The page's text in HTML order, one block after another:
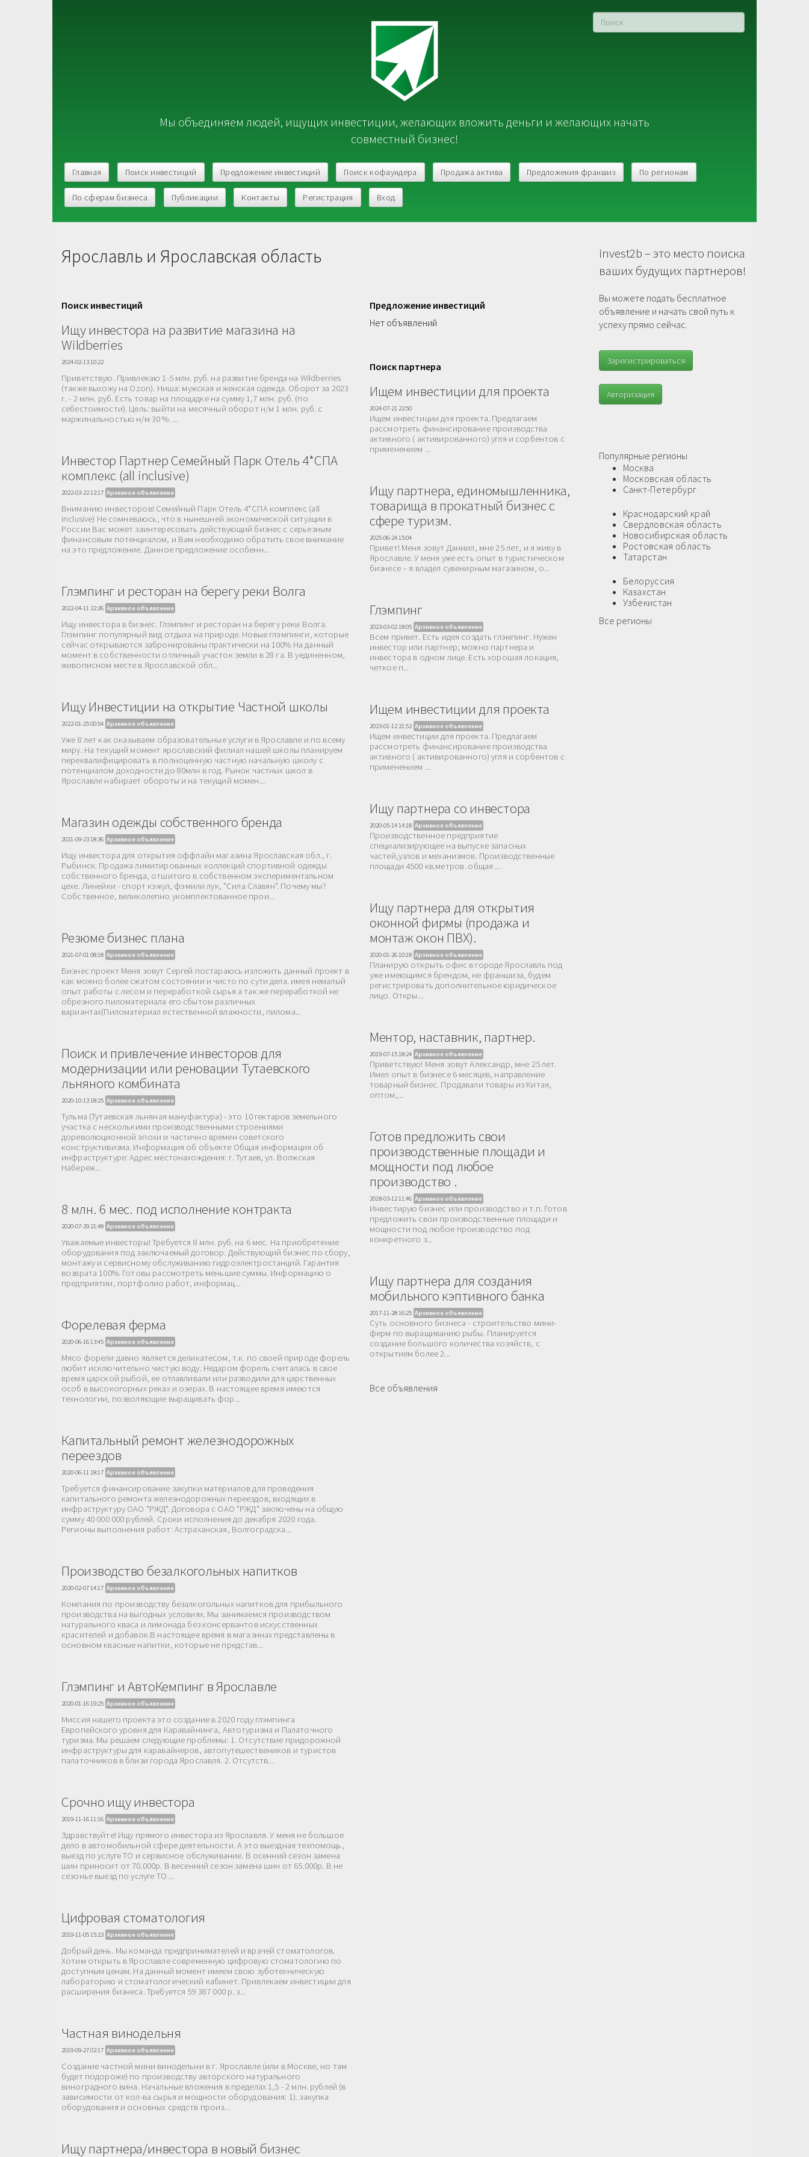
Мы объединяем людей, ищущих инвестиции, желающих вложить деньги и желающих начать
совместный бизнес!
Главная Поиск инвестиций Предложение инвестиций Поиск кофаундера Продажа актива Предложения франшиз По регионам
По сферам бизнеса Публикации Контакты Регистрация Вход
Ярославль и Ярославская область
Поиск инвестиций
Ищу инвестора на развитие магазина на
Wildberries
2024-02-13 10:22
Приветствую. Привлекаю 1-5 млн. руб. на развитие бренда на Wildberries
(также выхожу на Ozon). Ниша: мужская и женская одежда. Оборот за 2023
г. - 2 млн. руб. Есть товар на площадке на сумму 1,7 млн. руб. (по
себестоимости). Цель: выйти на месячный оборот н/м 1 млн. руб. с
маржинальностью н/м 30 %. ...
Инвестор Партнер Семейный Парк Отель 4*СПА
комплекс (all inclusive)
2022-03-22 12:17 Архивное объявление
Вниманию инвесторов! Семейный Парк Отель 4*СПА комплекс (all
inclusive) Не сомневаюсь, что в нынешней экономической ситуации в
России Вас может заинтересовать действующий бизнес с серьезным
финансовым потенциалом, и Вам необходимо обратить свое внимание
на это предложение. Данное предложение особенн...
Глэмпинг и ресторан на берегу реки Волга
2022-04-11 22:26 Архивное объявление
Ищу инвестора в бизнес. Глэмпинг и ресторан на берегу реки Волга.
Глэмпинг популярный вид отдыха на природе. Новые глэмпинги, которые
сейчас открываются забронированы практически на 100% На данный
момент в собственности отличный участок земли в 28 га. В уединенном,
живописном месте в Ярославской обл...
Ищу Инвестиции на открытие Частной школы
2022-01-25 00:54 Архивное объявление
Уже 8 лет как оказываем образовательные услуги в Ярославле и по всему
миру. На текущий момент ярославский филиал нашей школы планируем
переквалифицировать в полноценную частную начальную школу с
потенциалом доходности до 80млн в год. Рынок частных школ в
Ярославле набирает обороты и на текущий момен...
Магазин одежды собственного бренда
2021-09-23 18:36 Архивное объявление
Ищу инвестора для открытия оффлайн магазина Ярославская обл., г.
Рыбинск. Продажа лимитированных коллекций спортивной одежды
собственного бренда, отшитого в собственном экспериментальном
цехе. Линейки - спорт кэжул, фэмили лук, "Сила Славян". Почему мы?
Собственное, великолепно укомплектованное прои...
Резюме бизнес плана
2021-07-01 08:18 Архивное объявление
Бизнес проект Меня зовут Сергей постараюсь изложить данный проект в
как можно более сжатом состоянии и чисто по сути дела. имея немалый
опыт работы с лесом и переработкой сырья а так же переработкой не
обрезного пиломатериала его сбытом различных
вариантах(Пиломатериал естественной влажности, пилома...
Поиск и привлечение инвесторов для
модернизации или реновации Тутаевского
льняного комбината
2020-10-13 18:25 Архивное объявление
Тульма (Тутаевская льняная мануфактура) - это 10 гектаров земельного
участка с несколькими производственными строениями
дореволюционной эпохи и частично времен советского
конструктивизма. Информация об объекте Общая информация об
инфраструктуре: Адрес местонахождения: г. Тутаев, ул. Волжская
Набереж...
8 млн. 6 мес. под исполнение контракта
2020-07-29 21:48 Архивное объявление
Уважаемые инвесторы! Требуется 8 млн. руб. на 6 мес. На приобретение
оборудования под заключаемый договор. Действующий бизнес по сбору,
монтажу и сервисному обслуживанию гидроэлектростанций. Гарантия
возврата 100%. Готовы рассмотреть меньшие суммы. Информацию о
предприятии, портфолио работ, информац...
Форелевая ферма
2020-06-16 13:45 Архивное объявление
Мясо форели давно является деликатесом, т.к. по своей природе форель
любит исключительно чистую воду. Недаром форель считалась в свое
время царской рыбой, ее отлавливали или разводили для царственных
особ в высокогорных реках и озерах. В настоящее время имеются
технологии, позволяющие выращивать фор...
Капитальный ремонт железнодорожных
переездов
2020-06-11 18:17 Архивное объявление
Требуется финансирование закупки материалов для проведения
капитального ремонта железнодорожных переездов, входящих в
инфраструктуру ОАО "РЖД". Договора с ОАО "РЖД" заключены на общую
сумму 40 000 000 рублей. Сроки исполнения до декабря 2020 года.
Регионы выполнения работ: Астраханская, Волгоградска...
Производство безалкогольных напитков
2020-02-07 14:17 Архивное объявление
Компания по производству безалкогольных напитков для прибыльного
производства на выгодных условиях. Мы занимаемся производством
натурального кваса и лимонада без консервантов искусственных
красителей и добавок.В настоящее время в магазинах представлены в
основном квасные напитки, которые не представ...
Глэмпинг и АвтоКемпинг в Ярославле
2020-01-16 19:25 Архивное объявление
Миссия нашего проекта это создание в 2020 году глэмпинга
Европейского уровня для Каравайнинга, Автотуризма и Палаточного
туризма. Мы решаем следующие проблемы: 1. Отсутствие придорожной
инфраструктуры для каравайнеров, автопутешествеников и туристов
палаточников в близи города Ярославля. 2. Отсутств...
Срочно ищу инвестора
2019-11-16 11:16 Архивное объявление
Здравствуйте! Ищу прямого инвестора из Ярославля. У меня не большое
дело в автомобильной сфере деятельности. А это выездная техпомощь,
выезд по услуге ТО и сервисное обслуживание. В осенний сезон замена
шин приносит от 70.000р. В весенний сезон замена шин от 65.000р. В не
сезонье выезд по услуге ТО ...
Цифровая стоматология
2019-11-05 15:23 Архивное объявление
Добрый день. Мы команда предпринимателей и врачей стоматологов.
Хотим открыть в Ярославле современную цифровую стоматологию по
доступным ценам. На данный момент имеем свою зуботехническую
лабораторию и стоматологический кабинет. Привлекаем инвестиции для
расширения бизнеса. Требуется 59 387 000 р. з...
Частная винодельня
2019-09-27 02:17 Архивное объявление
Создание частной мини винодельни в г. Ярославле (или в Москве, но там
будет подороже) по производству авторского натурального
виноградного вина. Начальные вложения в пределах 1,5 - 2 млн. рублей (в
зависимости от кол-ва сырья и мощности оборудования: 1). закупка
оборудования и основных средств произ...
Ищу партнера/инвестора в новый бизнес
Предложение инвестиций
Нет объявлений
Поиск партнера
Ищем инвестиции для проекта
2024-07-21 22:50
Ищем инвестиции для проекта. Предлагаем
рассмотреть финансирование производства
активного ( активированного) угля и сорбентов с
применением ...
Ищу партнера, единомышленника,
товарища в прокатный бизнес с
сфере туризм.
2025-06-24 15:04
Привет! Меня зовут Даниил, мне 25 лет, и я живу в
Ярославле. У меня уже есть опыт в туристическом
бизнесе – я владел сувенирным магазином, о...
Глэмпинг
2023-03-02 18:05 Архивное объявление
Всем привет. Есть идея создать глэмпинг. Нужен
инвестор или партнер; можно партнера и
инвестора в одном лице. Есть хорошая локация,
четкое п...
Ищем инвестиции для проекта
2023-01-12 21:52 Архивное объявление
Ищем инвестиции для проекта. Предлагаем
рассмотреть финансирование производства
активного ( активированного) угля и сорбентов с
применением ...
Ищу партнера со инвестора
2020-05-14 14:18 Архивное объявление
Производственное предприятие
специализирующее на выпуске запасных
частей,узлов и механизмов. Производственные
площади 4500 кв.метров .общая ...
Ищу партнера для открытия
оконной фирмы (продажа и
монтаж окон ПВХ).
2020-01-26 10:18 Архивное объявление
Планирую открыть офис в городе Ярославль под
уже имеющимся брендом, не франшиза, будем
регистрировать дополнительное юридическое
лицо. Откры...
Ментор, наставник, партнер.
2019-07-15 18:24 Архивное объявление
Приветствую! Меня зовут Александр, мне 25 лет.
Имел опыт в бизнесе 6 месяцев, направление
товарный бизнес. Продавали товары из Китая,
оптом,...
Готов предложить свои
производственные площади и
мощности под любое
производство .
2018-03-12 11:46 Архивное объявление
Инвестирую бизнес или производство и т.п. Готов
предложить свои производственные площади и
мощности под любое производство под
конкретного з...
Ищу партнера для создания
мобильного кэптивного банка
2017-11-28 16:25 Архивное объявление
Суть основного бизнеса - строительство мини-
ферм по выращиванию рыбы. Планируется
создание большого количества хозяйств, с
открытием более 2...
Все объявления
invest2b – это место поиска
ваших будущих партнеров!
Вы можете подать бесплатное
объявление и начать свой путь к
успеху прямо сейчас.
Зарегистрироваться
Авторизация
Популярные регионы
Москва
Московская область
Санкт-Петербург
Краснодарский край
Свердловская область
Новосибирская область
Ростовская область
Татарстан
Белоруссия
Казахстан
Узбекистан
Все регионы